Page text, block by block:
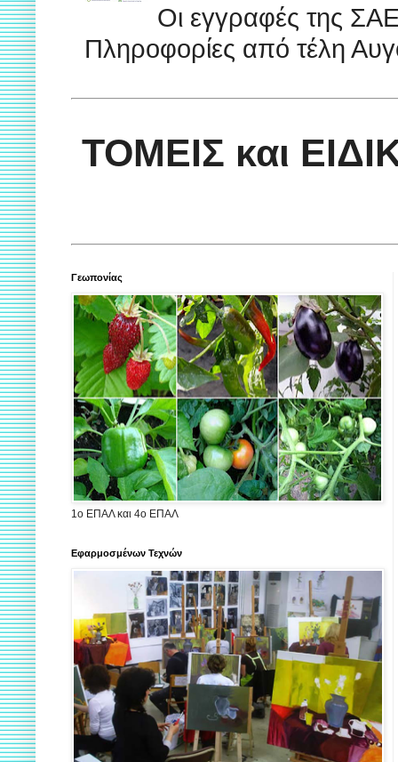
Οι εγγραφές της
Πληροφορίες από τέλη
ΤΟΜΕΙΣ και
Γεωπονίας
1ο ΕΠΑΛ και 4ο ΕΠΑΛ
Εφαρμοσμένων Τεχνών